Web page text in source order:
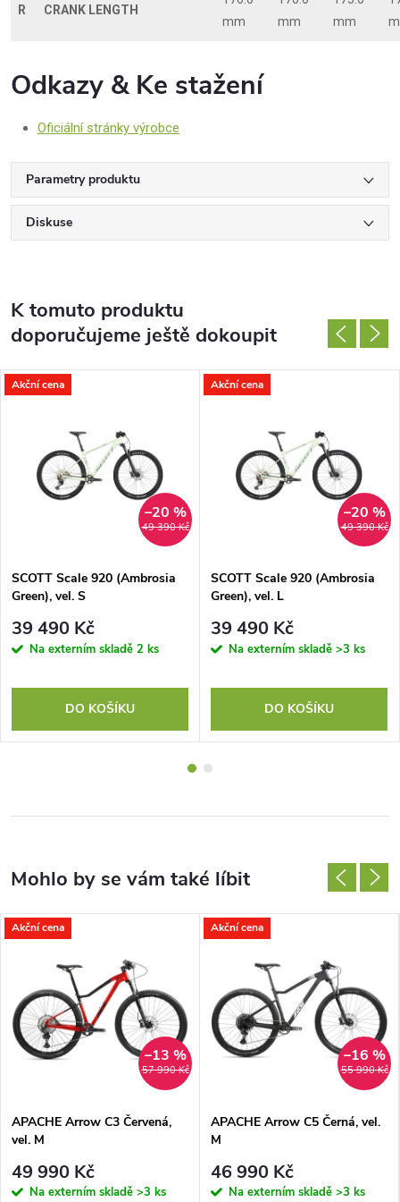
R CRANK LENGTH
mm
mm
mm
Odkazy & Ke stažení
Oficiální stránky výrobce
Parametry produktu
Diskuse
K tomuto produktu
doporučujeme ještě dokoupit
Akční cena
49 390 Kč
–20 %
SCOTT Scale 920 (Ambrosia
Green), vel. S
39 490 Kč
Na externím skladě 2 ks
DO KOŠÍKU
Akční cena
49 390 Kč
–20 %
SCOTT Scale 920 (Ambrosia
Green), vel. L
39 490 Kč
Na externím skladě >3 ks
DO KOŠÍKU
Akční cena
57 990 Kč
–13 %
APACHE Arrow C3 Červená,
vel. M
49 990 Kč
Na externím skladě >3 ks
Akční cena
55 990 Kč
–16 %
APACHE Arrow C5 Černá, vel.
M
46 990 Kč
Na externím skladě >3 ks